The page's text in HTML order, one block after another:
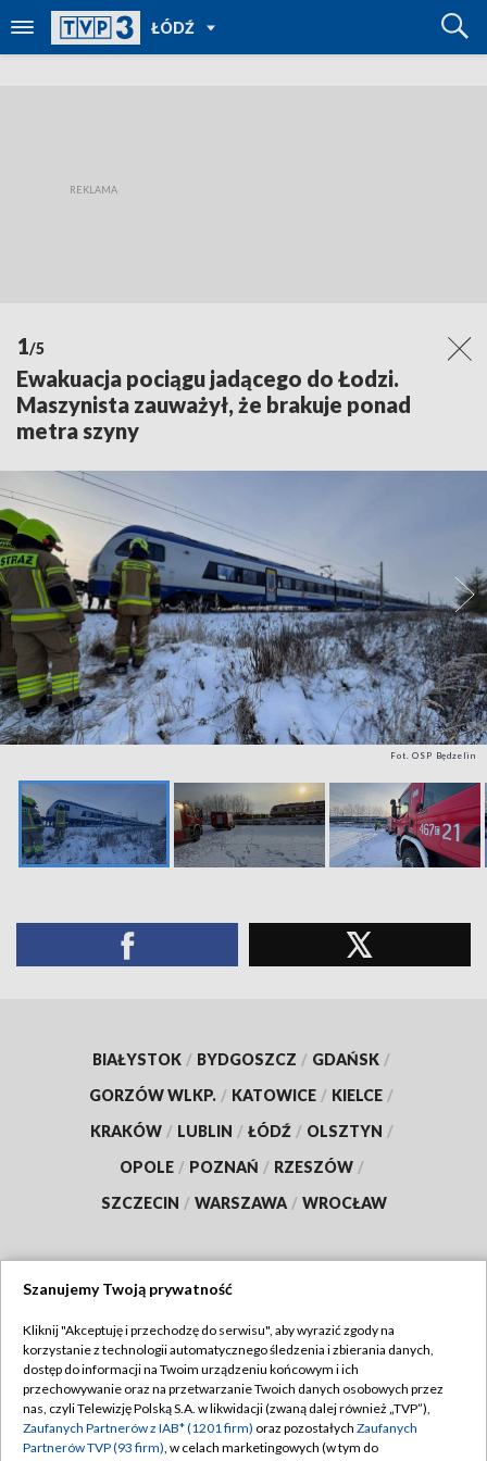
ŁÓDŹ
POWRÓT
DO
REGIONY
1/5
Ewakuacja pociągu jadącego do Łodzi.
Maszynista zauważył, że brakuje ponad
metra szyny
Fot. OSP Będzelin
BIAŁYSTOK / BYDGOSZCZ / GDAŃSK /
GORZÓW WLKP. / KATOWICE / KIELCE /
KRAKÓW / LUBLIN / ŁÓDŹ / OLSZTYN /
OPOLE / POZNAŃ / RZESZÓW /
SZCZECIN / WARSZAWA / WROCŁAW
TVP
Abonament TVP
Emisja w TVP
Regulamin TVP
Polityka prywatności
Szanujemy Twoją prywatność
Kliknij "Akceptuję i przechodzę do serwisu", aby wyrazić zgody na
korzystanie z technologii automatycznego śledzenia i zbierania danych,
dostęp do informacji na Twoim urządzeniu końcowym i ich
przechowywanie oraz na przetwarzanie Twoich danych osobowych przez
nas, czyli Telewizję Polską S.A. w likwidacji (zwaną dalej również „TVP”),
Zaufanych Partnerów z IAB* (1201 firm) oraz pozostałych Zaufanych
Partnerów TVP (93 firm), w celach marketingowych (w tym do